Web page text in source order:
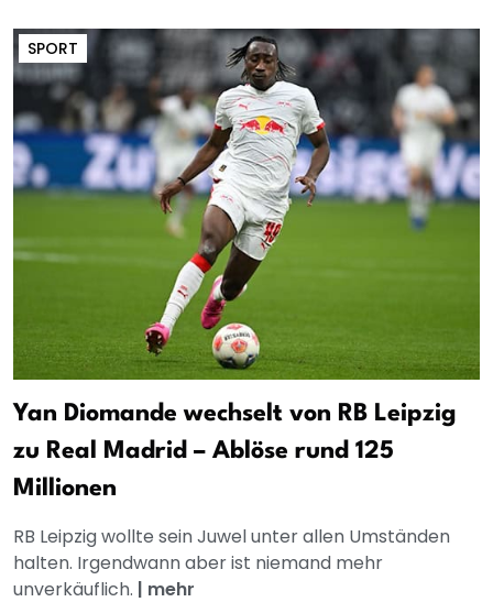
SPORT
Yan Diomande wechselt von RB Leipzig
zu Real Madrid – Ablöse rund 125
Millionen
RB Leipzig wollte sein Juwel unter allen Umständen
halten. Irgendwann aber ist niemand mehr
unverkäuflich. | mehr